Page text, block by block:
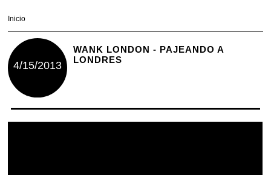
Inicio
4/15/2013
WANK LONDON - PAJEANDO A
LONDRES